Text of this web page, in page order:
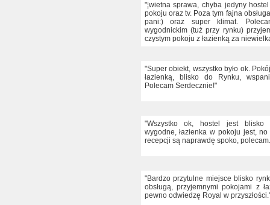
"¦wietna sprawa, chyba jedyny
pokoju oraz tv. Poza tym fajna
pani:) oraz super klimat.
wygodnickim (tuż przy rynku)
czystym pokoju z łazienką za
"Super obiekt, wszystko było ok.
łazienką, blisko do Rynku,
Polecam Serdecznie!"
"Wszystko ok, hostel jest blisko
wygodne, łazienka w pokoju jest, no
recepcji są naprawdę spoko,
"Bardzo przytulne miejsce blisko
obsługą, przyjemnymi pokojami z
pewno odwiedzę Royal w